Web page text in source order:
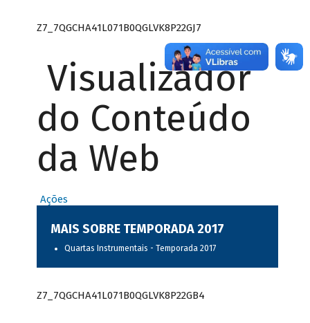
Z7_7QGCHA41L071B0QGLVK8P22GJ7
Visualizador
do Conteúdo
da Web
Ações
MAIS SOBRE TEMPORADA 2017
Quartas Instrumentais - Temporada 2017
Z7_7QGCHA41L071B0QGLVK8P22GB4